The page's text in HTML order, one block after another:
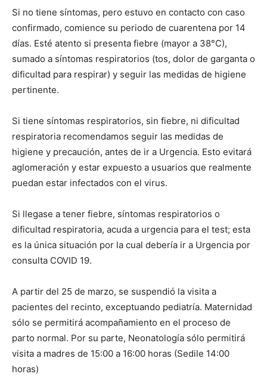
Si no tiene síntomas, pero estuvo en contacto con caso
confirmado, comience su periodo de cuarentena por 14
días. Esté atento si presenta fiebre (mayor a 38°C),
sumado a síntomas respiratorios (tos, dolor de garganta o
dificultad para respirar) y seguir las medidas de higiene
pertinente.
Si tiene síntomas respiratorios, sin fiebre, ni dificultad
respiratoria recomendamos seguir las medidas de
higiene y precaución, antes de ir a Urgencia. Esto evitará
aglomeración y estar expuesto a usuarios que realmente
puedan estar infectados con el virus.
Si llegase a tener fiebre, síntomas respiratorios o
dificultad respiratoria, acuda a urgencia para el test; esta
es la única situación por la cual debería ir a Urgencia por
consulta COVID 19.
A partir del 25 de marzo, se suspendió la visita a
pacientes del recinto, exceptuando pediatría. Maternidad
sólo se permitirá acompañamiento en el proceso de
parto normal. Por su parte, Neonatología sólo permitirá
visita a madres de 15:00 a 16:00 horas (Sedile 14:00
horas)